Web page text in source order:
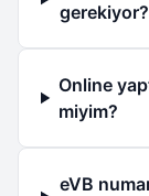
gerekiyor?
Online
miyim?
eVB